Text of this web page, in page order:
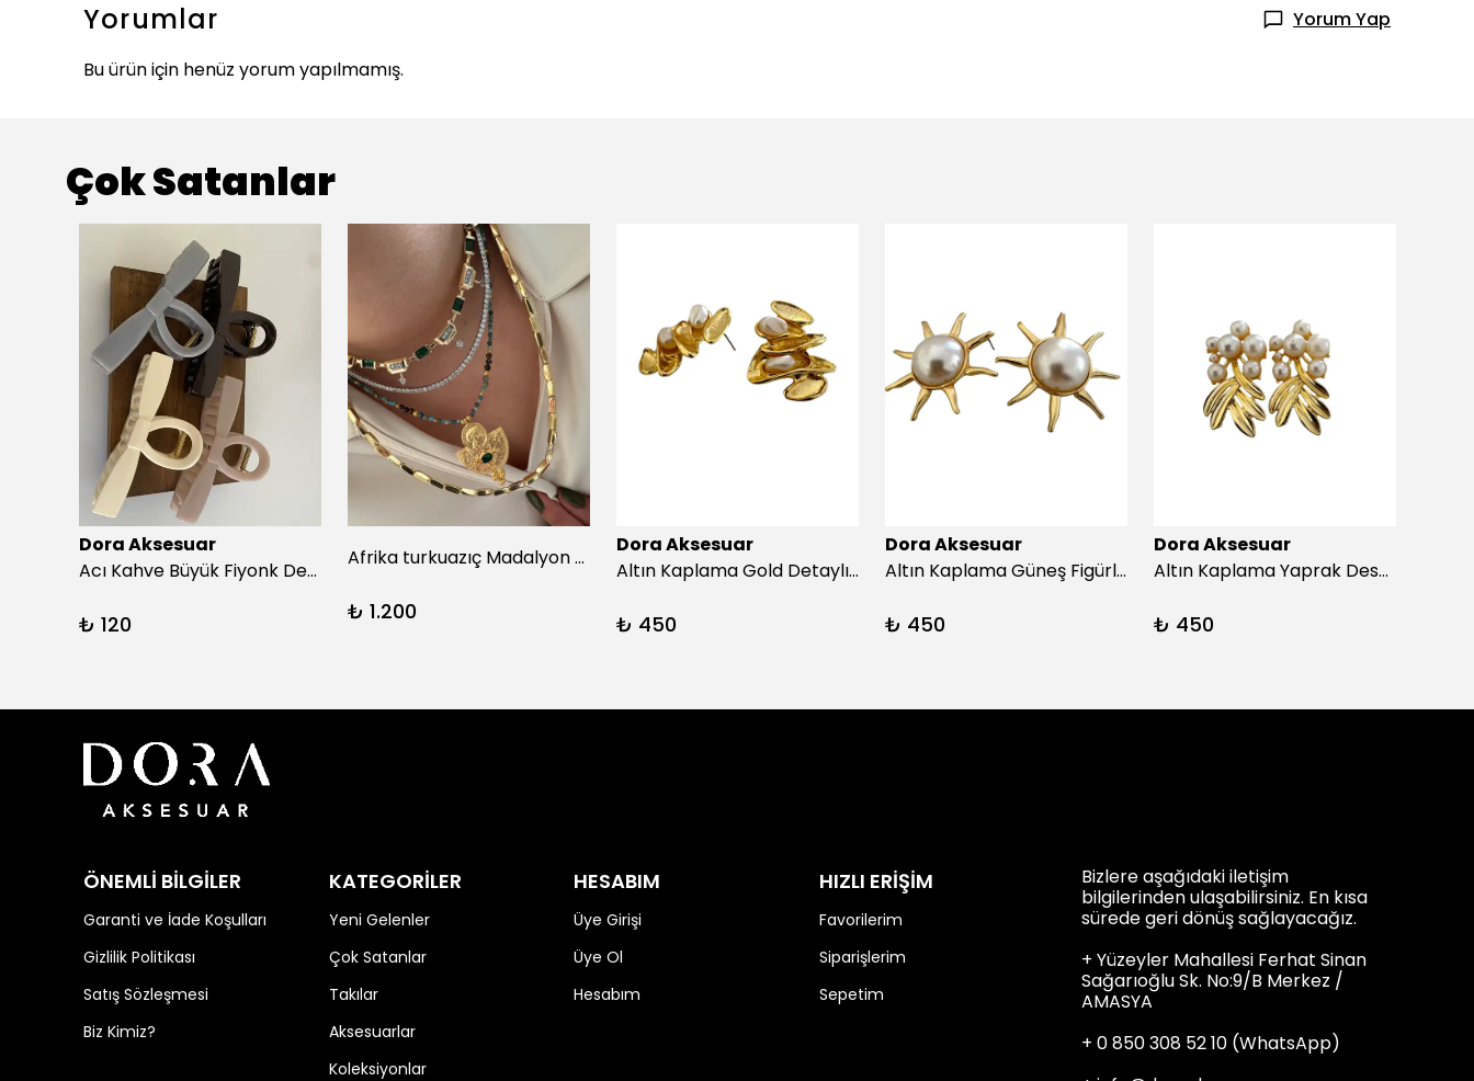
Yorumlar
Yorum Yap
Bu ürün için henüz yorum yapılmamış.
Çok Satanlar
Dora Aksesuar
Acı Kahve Büyük Fiyonk Detay Kıskaç Toka
₺ 120
Afrika turkuazıç Madalyon Kolye
₺ 1.200
Dora Aksesuar
Altın Kaplama Gold Detaylı İnci Küpe
₺ 450
Dora Aksesuar
Altın Kaplama Güneş Figürlü İnci Küpe
₺ 450
Dora Aksesuar
Altın Kaplama Yaprak Desen İnci Küpe
₺ 450
ÖNEMLİ BİLGİLER
Garanti ve İade Koşulları
Gizlilik Politikası
Satış Sözleşmesi
Biz Kimiz?
KATEGORİLER
Yeni Gelenler
Çok Satanlar
Takılar
Aksesuarlar
Koleksiyonlar
HESABIM
Üye Girişi
Üye Ol
Hesabım
HIZLI ERİŞİM
Favorilerim
Siparişlerim
Sepetim
Bizlere aşağıdaki iletişim
bilgilerinden ulaşabilirsiniz. En kısa
sürede geri dönüş sağlayacağız.
+ Yüzeyler Mahallesi Ferhat Sinan
Sağarıoğlu Sk. No:9/B Merkez /
AMASYA
+ 0 850 308 52 10 (WhatsApp)